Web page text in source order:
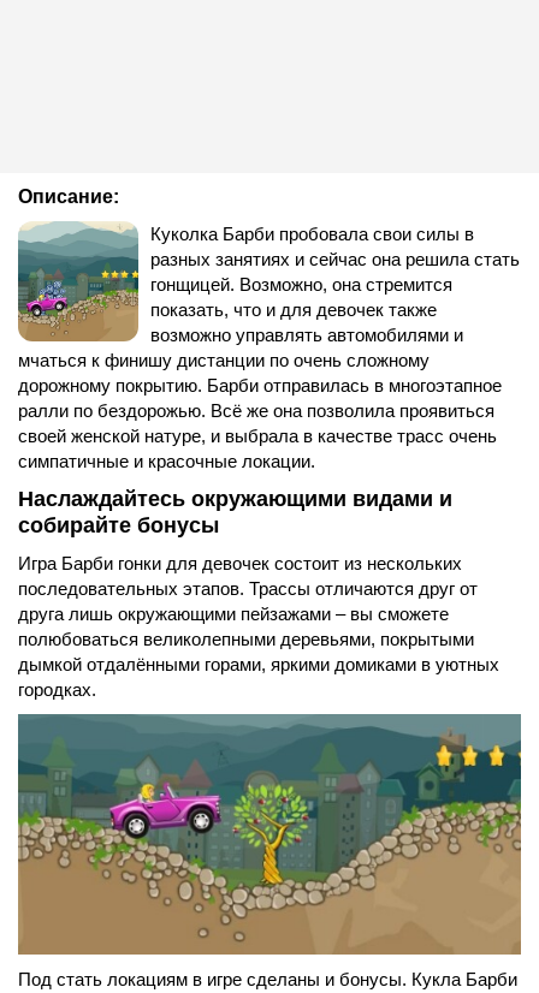
Описание:
Куколка Барби пробовала свои силы в
разных занятиях и сейчас она решила стать
гонщицей. Возможно, она стремится
показать, что и для девочек также
возможно управлять автомобилями и
мчаться к финишу дистанции по очень сложному
дорожному покрытию. Барби отправилась в многоэтапное
ралли по бездорожью. Всё же она позволила проявиться
своей женской натуре, и выбрала в качестве трасс очень
симпатичные и красочные локации.
Наслаждайтесь окружающими видами и
собирайте бонусы
Игра Барби гонки для девочек состоит из нескольких
последовательных этапов. Трассы отличаются друг от
друга лишь окружающими пейзажами – вы сможете
полюбоваться великолепными деревьями, покрытыми
дымкой отдалёнными горами, яркими домиками в уютных
городках.
Под стать локациям в игре сделаны и бонусы. Кукла Барби